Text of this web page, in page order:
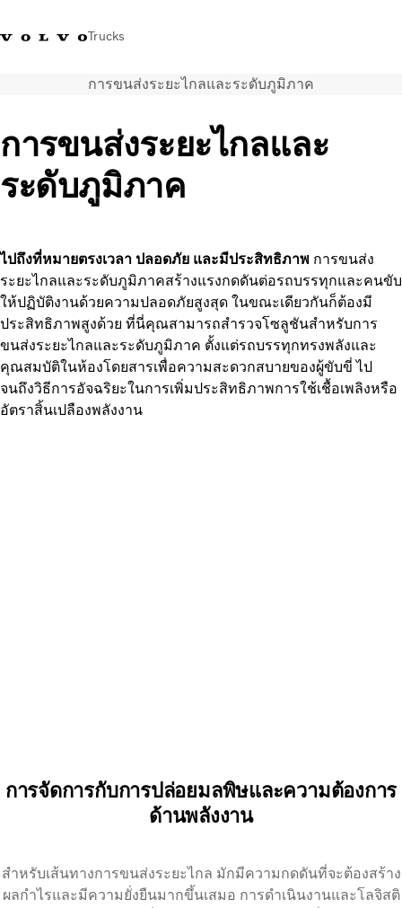
Trucks
Volvo Trucks Thailand Facebook เข้าสู่ระบบประเทศไทย
การใช้งานด้านการขนส่ง
รถบรรทุก
บริการ
เกี่ยวกับเรา
ติดต่อเรา
การขนส่งระยะไกลและระดับภูมิภาค
การขนส่งระยะไกลและ
ระดับภูมิภาค
ไปถึงที่หมายตรงเวลา ปลอดภัย และมีประสิทธิภาพ การขนส่ง
ระยะไกลและระดับภูมิภาคสร้างแรงกดดันต่อรถบรรทุกและคนขับ
ให้ปฏิบัติงานด้วยความปลอดภัยสูงสุด ในขณะเดียวกันก็ต้องมี
ประสิทธิภาพสูงด้วย ที่นี่คุณสามารถสำรวจโซลูชันสำหรับการ
ขนส่งระยะไกลและระดับภูมิภาค ตั้งแต่รถบรรทุกทรงพลังและ
คุณสมบัติในห้องโดยสารเพื่อความสะดวกสบายของผู้ขับขี่ ไป
จนถึงวิธีการอัจฉริยะในการเพิ่มประสิทธิภาพการใช้เชื้อเพลิงหรือ
อัตราสิ้นเปลืองพลังงาน
การจัดการกับการปล่อยมลพิษและความต้องการ
ด้านพลังงาน
สำหรับเส้นทางการขนส่งระยะไกล มักมีความกดดันที่จะต้องสร้าง
ผลกำไรและมีความยั่งยืนมากขึ้นเสมอ การดำเนินงานและโลจิสติ